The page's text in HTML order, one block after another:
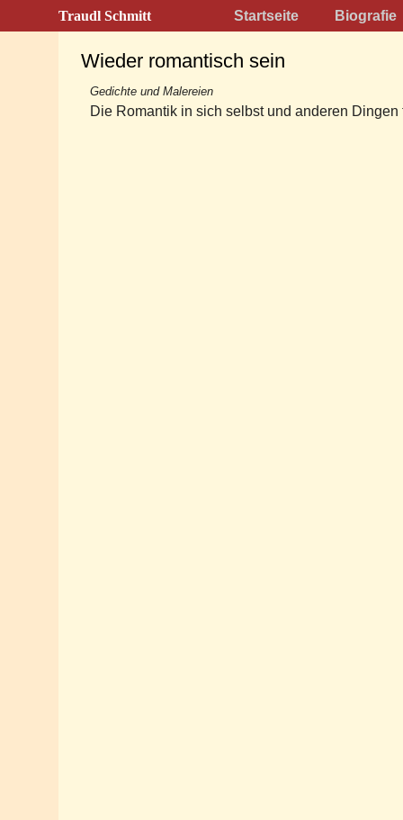
Traudl Schmitt Startseite Biografie
Wieder romantisch sein
Gedichte und Malereien
Die Romantik in sich selbst und anderen Dingen